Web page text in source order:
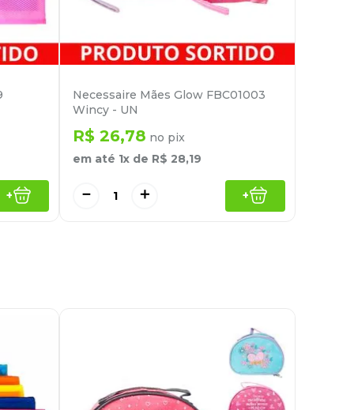
+
Necessaire Mães Glow FBC01003
Wincy - UN
R$ 26,78 no pix
em até 1x de R$ 28,19
＋
－ +